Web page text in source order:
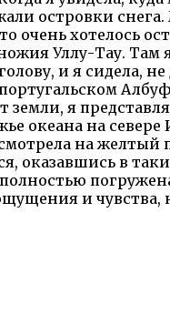
островки
очень хотелось
Уллу-Тау.
и я сидела,
я
океана на
на
оказавшись в
и чувства,